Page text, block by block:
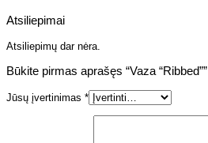
Atsiliepimai
Atsiliepimų dar nėra.
Būkite pirmas aprašęs “Vaza “Ribbed””
Jūsų įvertinimas *